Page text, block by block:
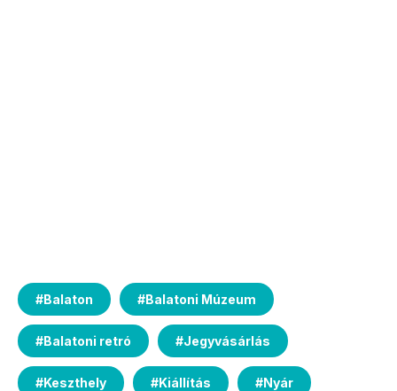
#Balaton #Balatoni Múzeum
#Balatoni retró #Jegyvásárlás
#Keszthely #Kiállítás #Nyár